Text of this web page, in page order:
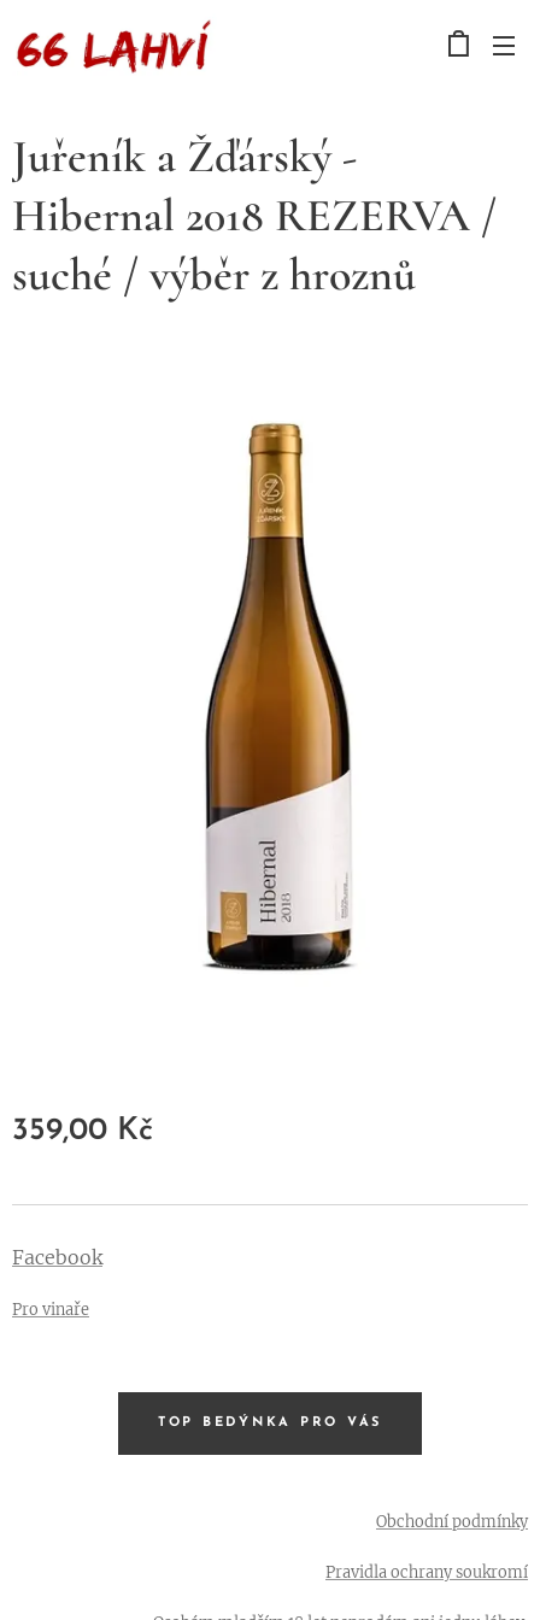
Juřeník a Žďárský -
Hibernal 2018 REZERVA /
suché / výběr z hroznů
359,00 Kč
Facebook
Pro vinaře
TOP BEDÝNKA PRO VÁS
Obchodní podmínky
Pravidla ochrany soukromí